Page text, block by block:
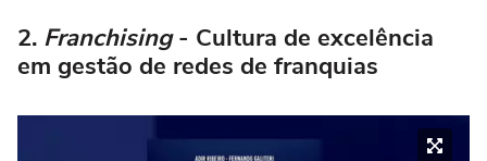
2. Franchising- Cultura de excelência
em gestão de redes de franquias